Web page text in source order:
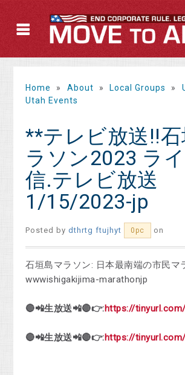
Home » About » Local Groups »
Utah Events
**テレビ放送!!石
ラソン2023 ラ
信.テレビ放送
1/15/2023-jp
Posted bydthrtg ftujhyt 0pc on
石垣島マラソン: 日本最南端の市民マ
wwwishigakijima-marathonjp
🔴📲生放送📲🔴👉:https://
🔴📲生放送📲🔴👉:https://